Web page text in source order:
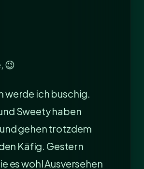
😉
werde ich buschig.
Sweety haben
gehen trotzdem
Käfig. Gestern
es wohl Ausversehen